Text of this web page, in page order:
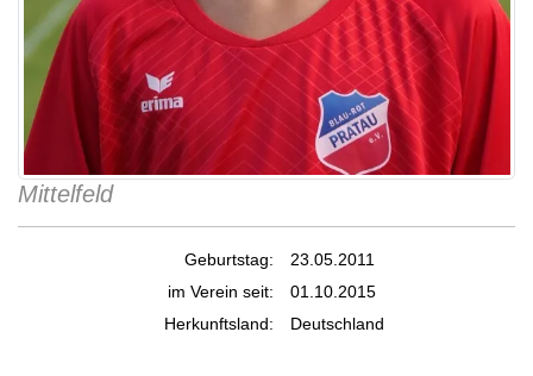
Mittelfeld
Geburtstag:
23.05.2011
im Verein seit:
01.10.2015
Herkunftsland:
Deutschland